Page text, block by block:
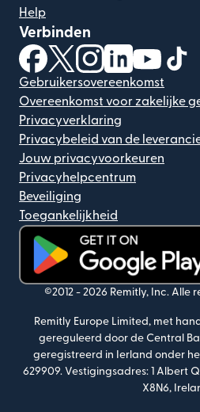
Help
Verbinden
(wordt geopend in een
(wordt geopend in
(wordt geopend
(wordt(wordt
Gebruikersovereenkomst
Overeenkomst voor zakelijke
Privacyverklaring
Privacybeleid van de
Jouw privacyvoorkeuren
Privacyhelpcentrum
Beveiliging
Toegankelijkheid
(wordt geopend in een nieuw
©2012 - 2026 Remitly, Inc. Alle
Remitly Europe Limited, met
gereguleerd door de Central
geregistreerd in Ierland onder
629909. Vestigingsadres: 1 Albert
X8N6,